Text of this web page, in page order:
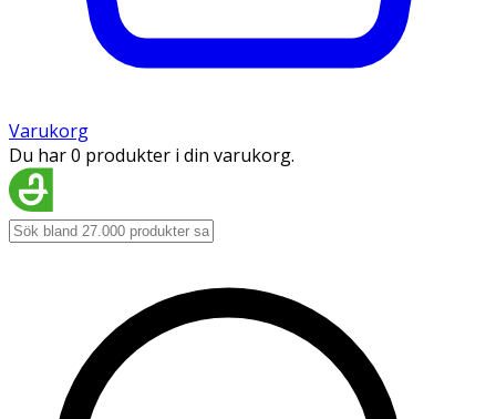
Varukorg
Du har 0 produkter i din varukorg.